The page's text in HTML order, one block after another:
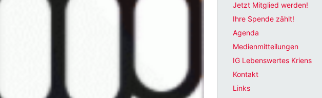
Jetzt Mitglied werden!
Ihre Spende zählt!
Agenda
Medienmitteilungen
IG Lebenswertes Kriens
Kontakt
Links